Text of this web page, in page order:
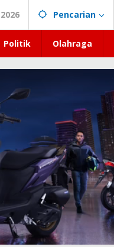
Pencarian
Politik Olahraga